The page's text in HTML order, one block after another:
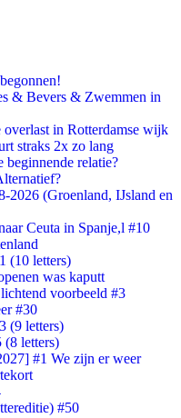
& Bevers & Zwemmen in
overlast in Rotterdamse wijk
straks 2x zo lang
beginnende relatie?
2026 (Groenland, IJsland en
Ceuta in Spanje,l #10
(10 letters)
was kaputt
voorbeeld #3
#30
(9 letters)
(8 letters)
#1 We zijn er weer
#50